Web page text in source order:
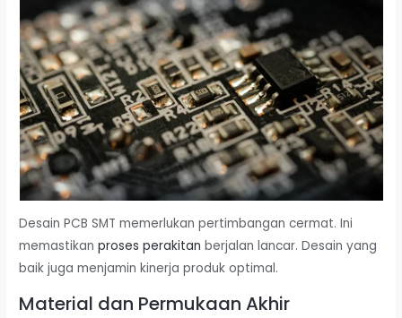
Desain PCB SMT memerlukan pertimbangan cermat. Ini
memastikanproses perakitan berjalan lancar. Desain yang
baik juga menjamin kinerja produk optimal.
Material dan Permukaan Akhir